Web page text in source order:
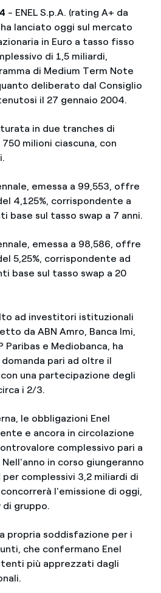
- ENEL S.p.A. (rating A+ da
ha lanciato oggi sul mercato
in Euro a tasso fisso
di 1,5 miliardi,
di Medium Term Note
deliberato dal Consiglio
il 27 gennaio 2004.
in due tranches di
milioni ciascuna, con
emessa a 99,553, offre
4,125%, corrispondente a
base sul tasso swap a 7 anni.
emessa a 98,586, offre
5,25%, corrispondente ad
base sul tasso swap a 20
ad investitori istituzionali
da ABN Amro, Banca Imi,
Paribas e Mediobanca, ha
pari ad oltre il
una partecipazione degli
i 2/3.
le obbligazioni Enel
e ancora in circolazione
complessivo pari a
in corso giungeranno
complessivi 3,2 miliardi di
l'emissione di oggi,
di gruppo.
propria soddisfazione per i
che confermano Enel
più apprezzati dagli